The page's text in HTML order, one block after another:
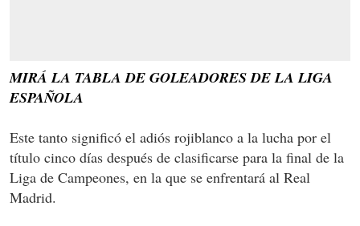
MIRÁ LA TABLA DE GOLEADORES DE LA LIGA
ESPAÑOLA
Este tanto significó el adiós rojiblanco a la lucha por el
título cinco días después de clasificarse para la final de la
Liga de Campeones, en la que se enfrentará al Real
Madrid.